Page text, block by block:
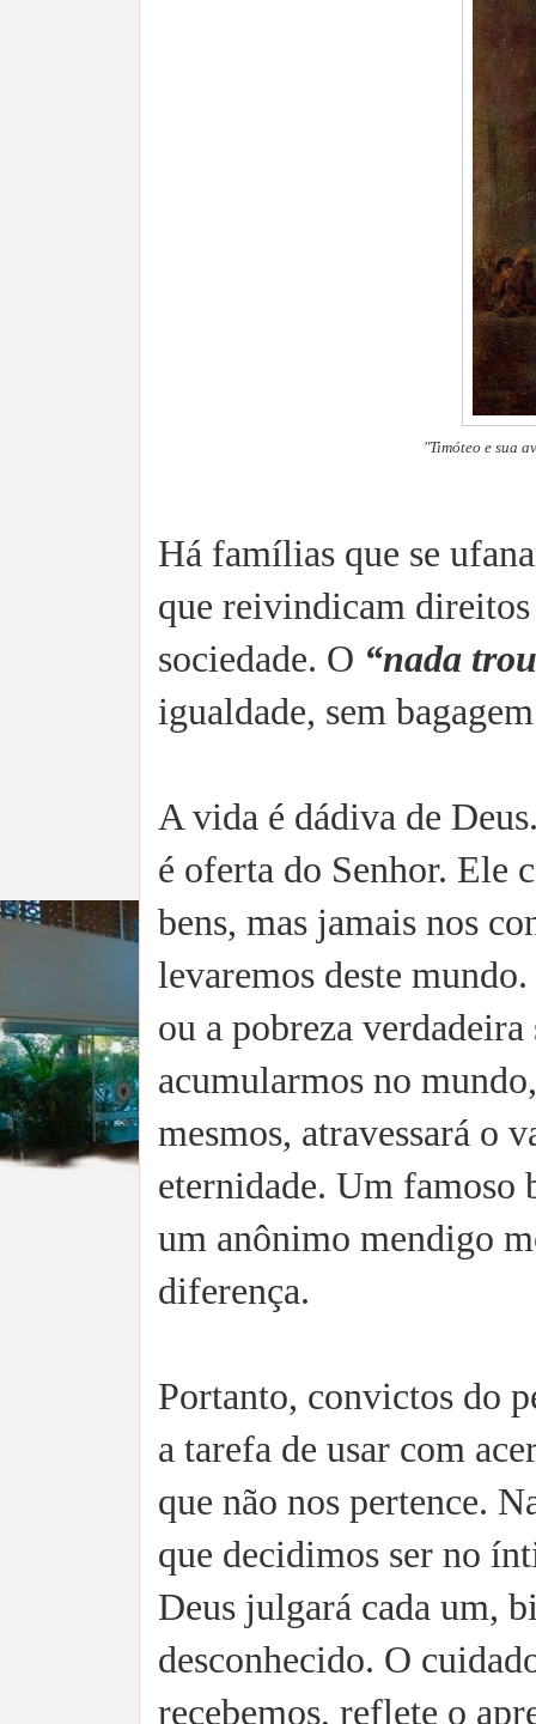
"Timóteo e sua
Há famílias que se
que reivindicam
sociedade. O “nada
igualdade, sem
A vida é dádiva de
é oferta do Senhor. Ele
bens, mas jamais nos
levaremos deste
ou a pobreza
acumularmos no
mesmos, atravessará o
eternidade. Um
um anônimo mendigo
diferença.
Portanto, convictos do
a tarefa de usar com
que não nos pertence.
que decidimos ser no
Deus julgará cada um,
desconhecido. O
recebemos, reflete o